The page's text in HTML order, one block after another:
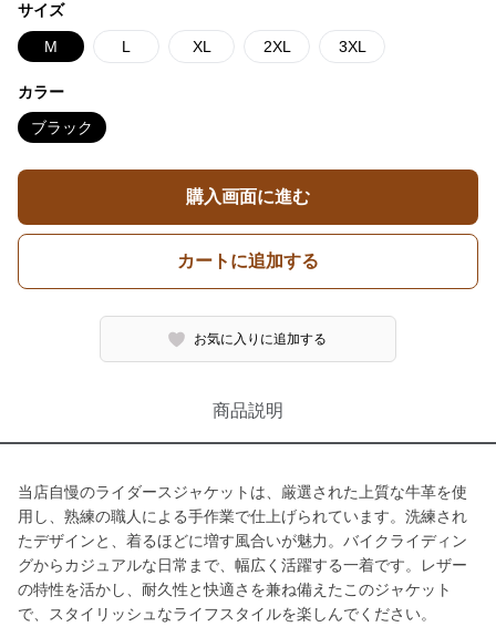
サイズ
M L XL 2XL 3XL
カラー
ブラック
購入画面に進む
カートに追加する
お気に入りに追加する
商品説明
当店自慢のライダースジャケットは、厳選された上質な牛革を使
用し、熟練の職人による手作業で仕上げられています。洗練され
たデザインと、着るほどに増す風合いが魅力。バイクライディン
グからカジュアルな日常まで、幅広く活躍する一着です。レザー
の特性を活かし、耐久性と快適さを兼ね備えたこのジャケット
で、スタイリッシュなライフスタイルを楽しんでください。